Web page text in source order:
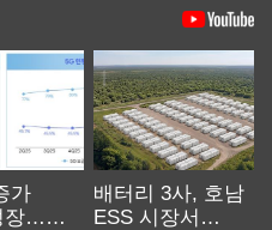
가
장…
배터리 3사, 호남
ESS 시장서